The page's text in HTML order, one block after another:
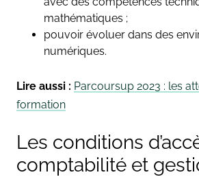
mathématiques ;
pouvoir évoluer dans des
numériques.
Lire aussi : Parcoursup 2023 : les
formation
Les conditions
comptabilité et